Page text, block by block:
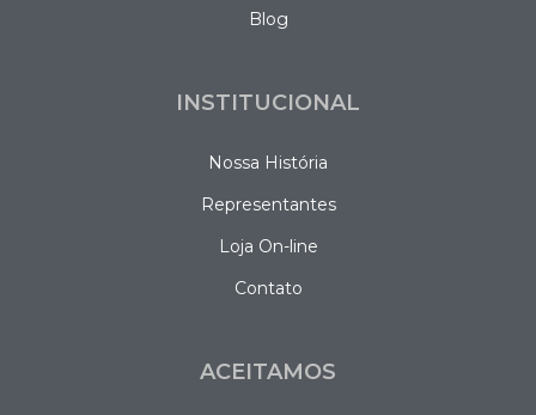
Blog
INSTITUCIONAL
Nossa História
Representantes
Loja On-line
Contato
ACEITAMOS